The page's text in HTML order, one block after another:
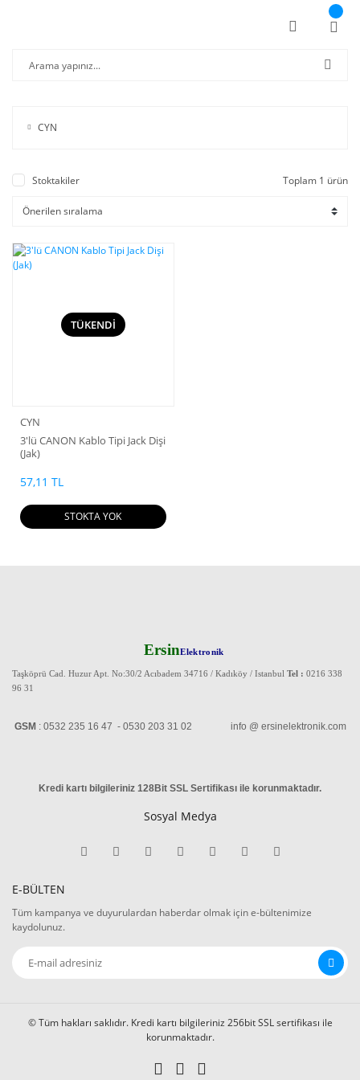
CYN
Stoktakiler Toplam 1 ürün
TÜKENDİ
CYN
3'lü CANON Kablo Tipi Jack Dişi
(Jak)
57,11 TL
STOKTA YOK
ErsinElektronik
Taşköprü Cad. Huzur Apt. No:30/2 Acıbadem 34716 / Kadıköy / Istanbul Tel : 0216 338
96 31
GSM : 0532 235 16 47 - 0530 203 31 02 info @ ersinelektronik.com
Kredi kartı bilgileriniz 128Bit SSL Sertifikası ile korunmaktadır.
Sosyal Medya
E-BÜLTEN
Tüm kampanya ve duyurulardan haberdar olmak için e-bültenimize
kaydolunuz.
© Tüm hakları saklıdır. Kredi kartı bilgileriniz 256bit SSL sertifikası ile
korunmaktadır.